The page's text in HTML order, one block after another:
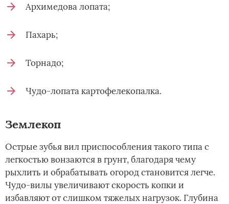
Архимедова лопата;
Пахарь;
Торнадо;
Чудо-лопата картофелекопалка.
Землекоп
Острые зубья вил приспособления такого типа с
легкостью вонзаются в грунт, благодаря чему
рыхлить и обрабатывать огород становится легче.
Чудо-вилы увеличивают скорость копки и
избавляют от слишком тяжелых нагрузок. Глубина